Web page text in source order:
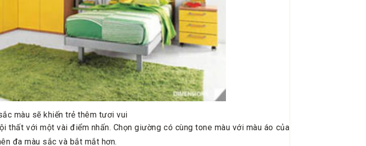
màu sẽ khiến trẻ thêm tươi vui
thất với một vài điểm nhấn. Chọn giường có cùng tone màu với màu áo của
đa màu sắc và bắt mắt hơn.